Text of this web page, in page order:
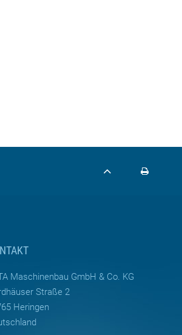
Maschinenbau GmbH & Co. KG
Straße 2
Heringen